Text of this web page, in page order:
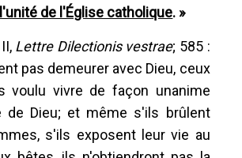
de l'Église catholique. »
Lettre Dilectionis vestrae; 585 :
pas demeurer avec Dieu, ceux
voulu vivre de façon unanime
de Dieu; et même s'ils brûlent
s'ils exposent leur vie au